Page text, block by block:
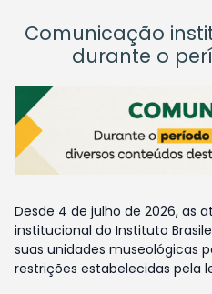
Comunicação
durante o
Desde 4 de julho de 2026, as
institucional do Instituto
suas unidades museológicas
restrições estabelecidas pela